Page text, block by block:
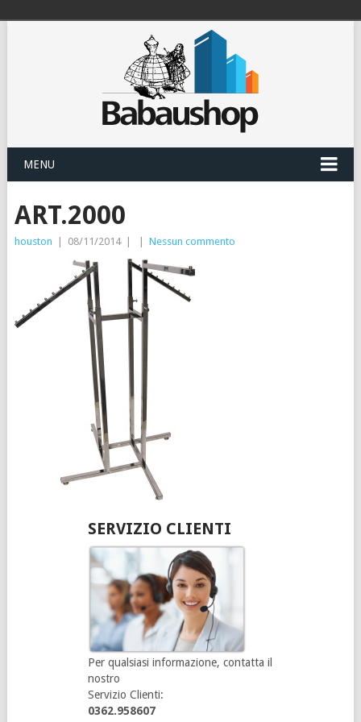
MENU
ART.2000
houston 08/11/2014 Nessun commento
SERVIZIO CLIENTI
Per qualsiasi informazione, contatta il
nostro
Servizio Clienti:
0362.958607